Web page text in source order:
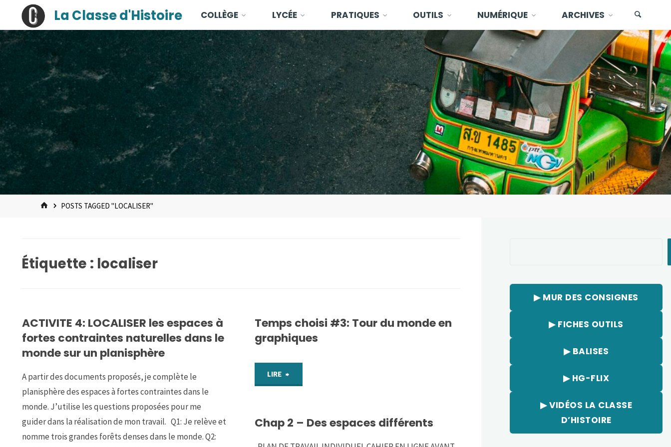
content
principal
La Classe d'Histoire COLLÈGE LYCÉE PRATIQUES OUTILS NUMÉRIQUE ARCHIVES
HOMEPOSTS TAGGED "LOCALISER"
Étiquette : localiser
ACTIVITE 4: LOCALISER les espaces à
fortes contraintes naturelles dans le
monde sur un planisphère
A partir des documents proposés, je complète le
planisphère des espaces à fortes contraintes dans le
monde. J’utilise les questions proposées pour me
guider dans la réalisation de mon travail. Q1: Je relève et
nomme trois grandes forêts denses dans le monde. Q2:
Temps choisi #3: Tour du monde en
graphiques
LIRE
#3:
Tour
Chap 2 – Des espaces différents
▶︎ MUR DES CONSIGNES
▶︎ FICHES OUTILS
▶︎ BALISES
▶︎ HG-FLIX
▶︎ VIDÉOS LA CLASSE
D’HISTOIRE